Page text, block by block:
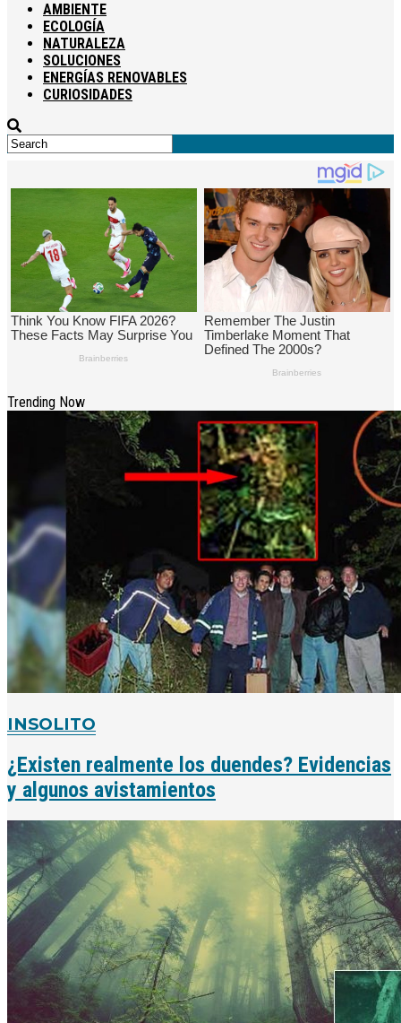
AMBIENTE
ECOLOGÍA
NATURALEZA
SOLUCIONES
ENERGÍAS RENOVABLES
CURIOSIDADES
Trending Now
INSOLITO
¿Existen realmente los duendes? Evidencias
y algunos avistamientos